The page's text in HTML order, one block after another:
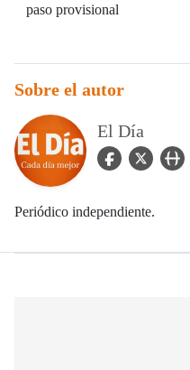
paso provisional
Sobre el autor
El Día
facebook Icon
twitter Icon
Periódico independiente.